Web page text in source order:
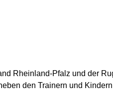
Rheinland-Pfalz und der
den Trainern und